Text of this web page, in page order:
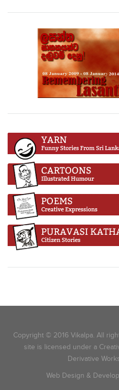
Copyright © 2016 Vikalpa. All
site is licensed under a
Derivative
Web Design &